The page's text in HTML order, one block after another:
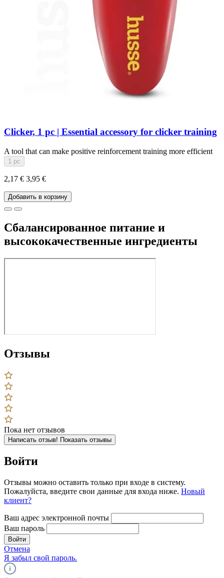
Clicker, 1 pc | Essential accessory for clicker training
A tool that can make positive reinforcement training more efficient
1 pc
2,17 € 3,95 €
Добавить в корзину
Сбалансированное питание и
высококачественные ингредиенты
Отзывы
Пока нет отзывов
Написать отзыв! Показать отзывы
Войти
Отзывы можно оставить только при входе в систему.
Пожалуйста, введите свои данные для входа ниже. Новый
клиент?
Ваш адрес электронной почты
Ваш пароль
Войти
Отмена
Я забыл свой пароль.